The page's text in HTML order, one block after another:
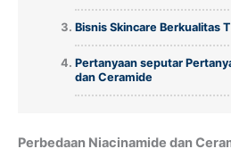
Bisnis Skincare Berkualitas
Pertanyaan seputar
dan Ceramide
Perbedaan Niacinamide dan